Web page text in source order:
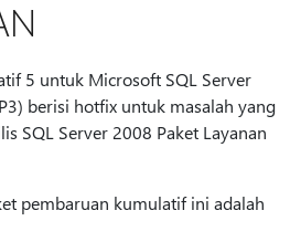
5 untuk Microsoft SQL Server
berisi hotfix untuk masalah yang
SQL Server 2008 Paket Layanan
pembaruan kumulatif ini adalah